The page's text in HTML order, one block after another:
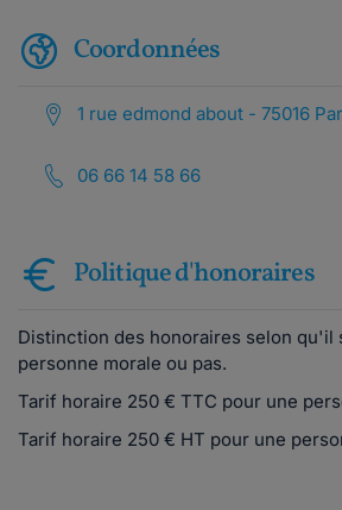
Coordonnées
1 rue edmond about - 75016
06 66 14 58 66
Politique d'honoraires
Distinction des honoraires selon qu'il
personne morale ou pas.
Tarif horaire 250 € TTC pour une
Tarif horaire 250 € HT pour une